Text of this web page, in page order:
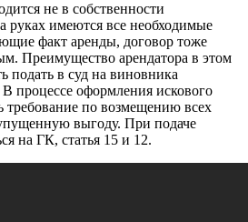
не в собственности
руках имеются все необходимые
факт аренды, договор тоже
Преимущество арендатора в этом
подать в суд на виновника
процессе оформления искового
требование по возмещению всех
выгоду. При подаче
на ГК, статья 15 и 12.